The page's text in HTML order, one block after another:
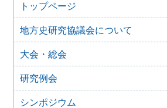
2026年1月9日
2026年1月のイベント(更新しました)
2025年12月10日
2025年12月のイベント
2025年10月31日
2025年11月のイベント（更新しました）
2025年9月20日
2025年10月のイベント(更新しました)
トップページ
地方史研究協議会について
大会・総会
研究例会
シンポジウム